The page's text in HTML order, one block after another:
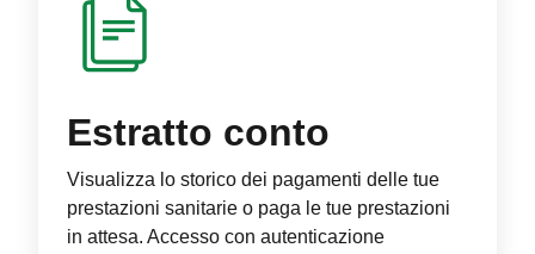
Estratto conto
Visualizza lo storico dei pagamenti delle tue
prestazioni sanitarie o paga le tue prestazioni
in attesa. Accesso con autenticazione